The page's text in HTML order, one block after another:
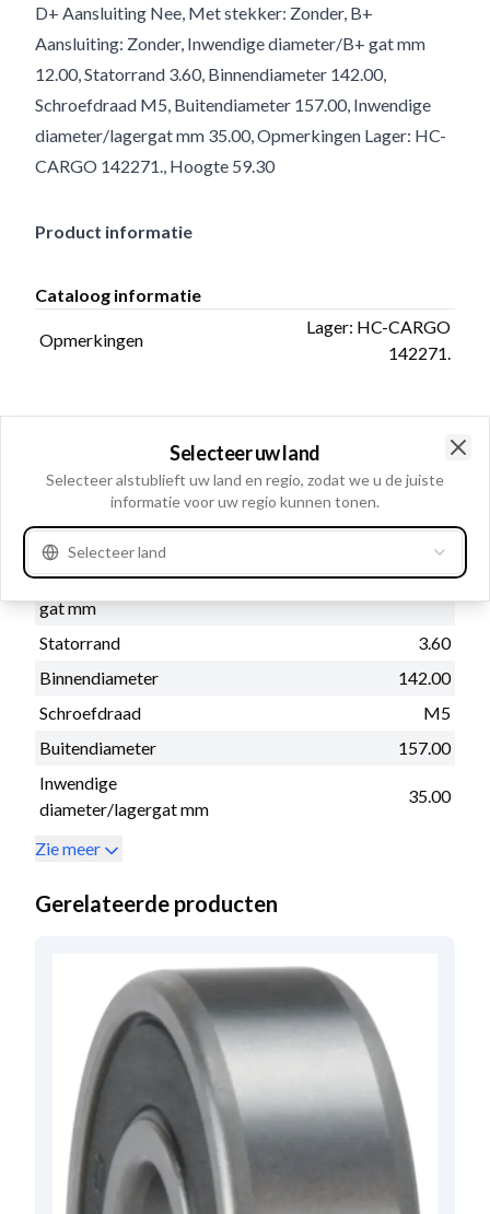
D+ Aansluiting Nee, Met stekker: Zonder, B+
Aansluiting: Zonder, Inwendige diameter/B+ gat mm
12.00, Statorrand 3.60, Binnendiameter 142.00,
Schroefdraad M5, Buitendiameter 157.00, Inwendige
diameter/lagergat mm 35.00, Opmerkingen Lager: HC-
CARGO 142271., Hoogte 59.30
Product informatie
Cataloog informatie
Opmerkingen
Lager: HC-CARGO
142271.
Fysieke informatie
D+ Aansluiting
Nee
Met stekker:
B+ Aansluiting:
Zonder
Inwendige diameter/B+
gat mm
Statorrand
3.60
Binnendiameter
142.00
Schroefdraad
M5
Buitendiameter
157.00
Inwendige
diameter/lagergat mm
35.00
Zie meer
Gerelateerde producten
Selecteer uw land
Selecteer alstublieft uw land en regio, zodat we u de juiste
informatie voor uw regio kunnen tonen.
Selecteer land